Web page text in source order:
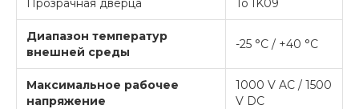
Прозрачная дверца To IK09
Диапазон температур
внешней среды
-25 °C / +40 °C
Максимальное рабочее
напряжение
1000 V AC / 1500
V DC